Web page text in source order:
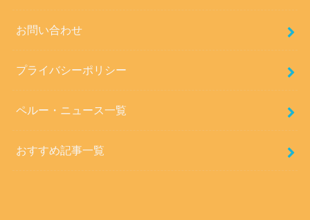
お問い合わせ
プライバシーポリシー
ペルー・ニュース一覧
おすすめ記事一覧